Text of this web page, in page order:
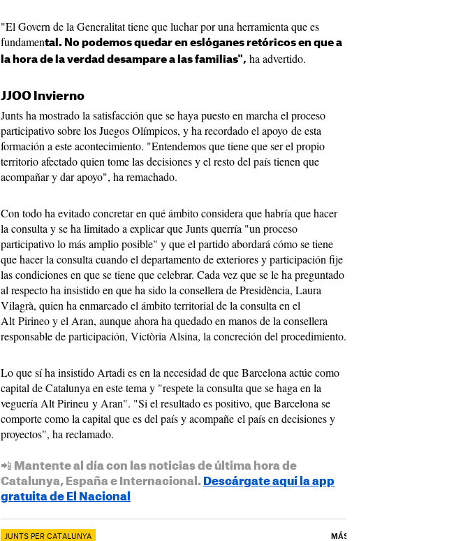
"El Govern de la Generalitat tiene que luchar por una herramienta que es
fundamental. No podemos quedar en eslóganes retóricos en que a
la hora de la verdad desampare a las familias", ha advertido.
JJOO Invierno
Junts ha mostrado la satisfacción que se haya puesto en marcha el proceso
participativo sobre los Juegos Olímpicos, y ha recordado el apoyo de esta
formación a este acontecimiento. "Entendemos que tiene que ser el propio
territorio afectado quien tome las decisiones y el resto del país tienen que
acompañar y dar apoyo", ha remachado.
Con todo ha evitado concretar en qué ámbito considera que habría que hacer
la consulta y se ha limitado a explicar que Junts querría "un proceso
participativo lo más amplio posible" y que el partido abordará cómo se tiene
que hacer la consulta cuando el departamento de exteriores y participación fije
las condiciones en que se tiene que celebrar. Cada vez que se le ha preguntado
al respecto ha insistido en que ha sido la consellera de Presidència, Laura
Vilagrà, quien ha enmarcado el ámbito territorial de la consulta en el
Alt Pirineo y el Aran, aunque ahora ha quedado en manos de la consellera
responsable de participación, Victòria Alsina, la concreción del procedimiento.
Lo que sí ha insistido Artadi es en la necesidad de que Barcelona actúe como
capital de Catalunya en este tema y "respete la consulta que se haga en la
veguería Alt Pirineu y Aran". "Si el resultado es positivo, que Barcelona se
comporte como la capital que es del país y acompañe el país en decisiones y
proyectos", ha reclamado.
📲 Mantente al día con las noticias de última hora de
Catalunya, España e Internacional. Descárgate aquí la app
gratuita de El Nacional
JUNTS PER CATALUNYA MÁS